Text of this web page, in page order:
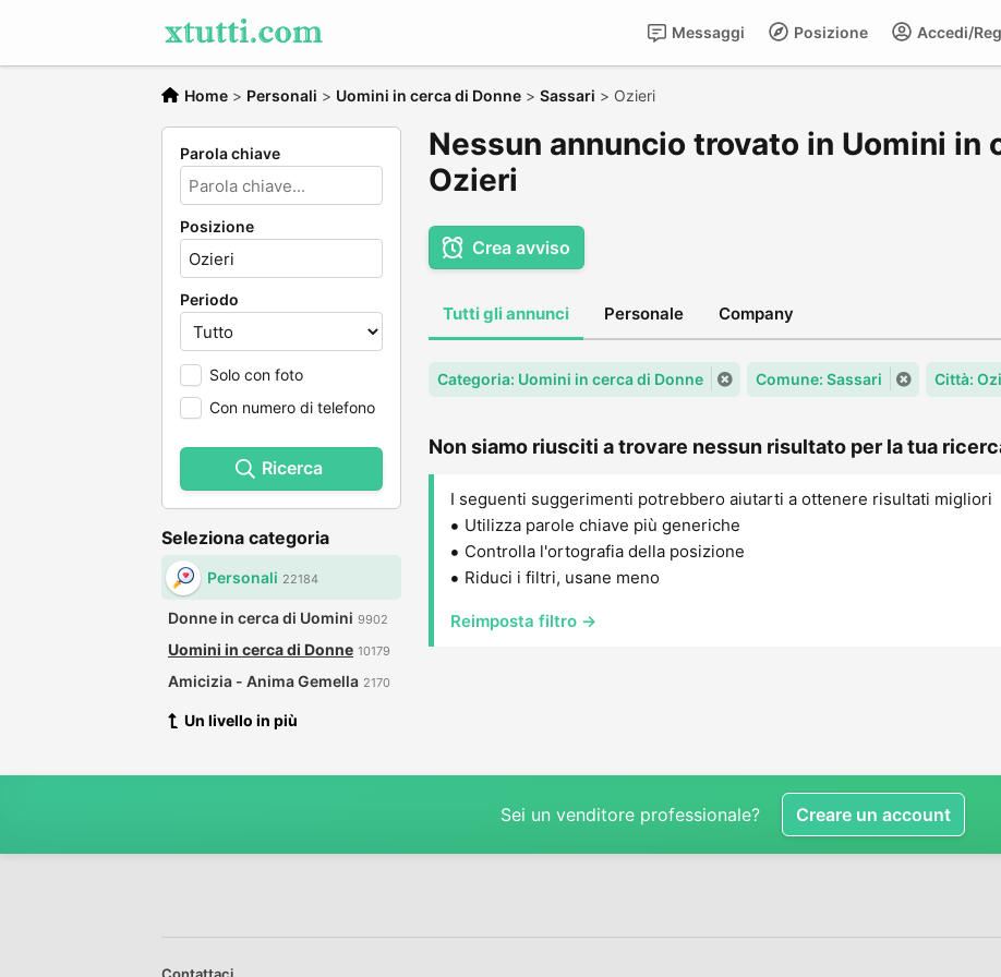
Accedi/
Posizione
Messaggi
Home > Personali > Uomini in cerca di Donne > Sassari > Ozieri
Parola chiave
Posizione
Periodo
Solo con foto
Con numero di telefono
Ricerca
Seleziona categoria
Personali 22184
Donne in cerca di Uomini 9902
Uomini in cerca di Donne 10179
Amicizia - Anima Gemella 2170
Un livello in più
Nessun annuncio trovato in Uomini in
Ozieri
Crea avviso
Tutti gli annunci Personale Company
Categoria: Uomini in cerca di Donne Comune: Sassari Città:
Non siamo riusciti a trovare nessun risultato per la tua
I seguenti suggerimenti potrebbero aiutarti a ottenere risultati migliori
Utilizza parole chiave più generiche
Controlla l'ortografia della posizione
Riduci i filtri, usane meno
Reimposta filtro →
Sei un venditore professionale? Creare un account